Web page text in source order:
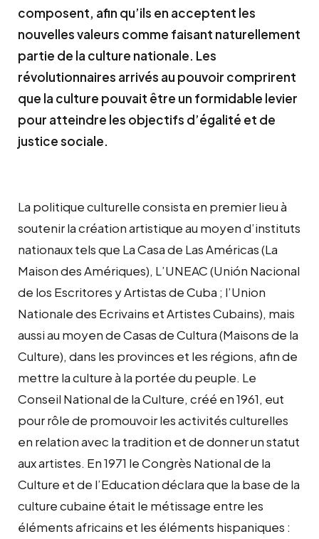
composent, afin qu’ils en acceptent les
nouvelles valeurs comme faisant naturellement
partie de la culture nationale. Les
révolutionnaires arrivés au pouvoir comprirent
que la culture pouvait être un formidable levier
pour atteindre les objectifs d’égalité et de
justice sociale.
La politique culturelle consista en premier lieu à
soutenir la création artistique au moyen d’instituts
nationaux tels que La Casa de Las Américas (La
Maison des Amériques), L’UNEAC (Unión Nacional
de los Escritores y Artistas de Cuba ; l’Union
Nationale des Ecrivains et Artistes Cubains), mais
aussi au moyen de Casas de Cultura (Maisons de la
Culture), dans les provinces et les régions, afin de
mettre la culture à la portée du peuple. Le
Conseil National de la Culture, créé en 1961, eut
pour rôle de promouvoir les activités culturelles
en relation avec la tradition et de donner un statut
aux artistes. En 1971 le Congrès National de la
Culture et de l’Education déclara que la base de la
culture cubaine était le métissage entre les
éléments africains et les éléments hispaniques :